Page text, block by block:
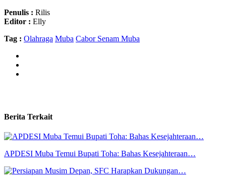
Penulis : Rilis
Editor : Elly
Tag : Olahraga Muba Cabor Senam Muba
Berita Terkait
APDESI Muba Temui Bupati Toha: Bahas Kesejahteraan…